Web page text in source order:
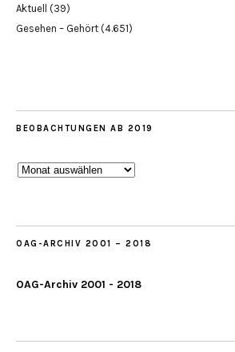
Aktuell (39)
Gesehen – Gehört (4.651)
BEOBACHTUNGEN AB 2019
Beobachtungen
OAG-ARCHIV 2001 – 2018
OAG-Archiv 2001 - 2018